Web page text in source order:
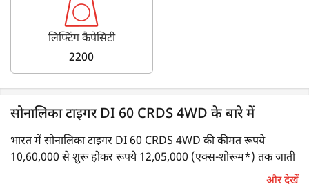
लिफ्टिंग कैपेसिटी
2200
सोनालिका टाइगर DI 60 CRDS 4WD के बारे में
भारत में सोनालिका टाइगर DI 60 CRDS 4WD की कीमत रूपये
10,60,000 से शुरू होकर रूपये 12,05,000 (एक्स-शोरूम*) तक जाती
और देखें